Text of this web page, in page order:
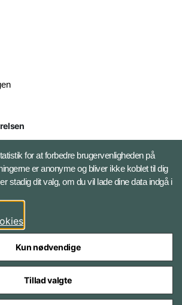
profil
for at forbedre brugervenligheden på
er anonyme og bliver ikke koblet til dig
stadig dit valg, om du vil lade dine data indgå i
Kun nødvendige
Tillad valgte